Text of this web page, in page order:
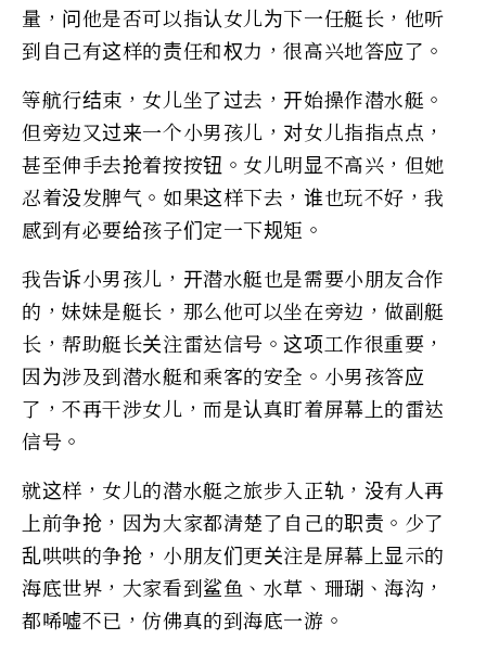
量，问他是否可以指认女儿为下一任艇长，他听
到自己有这样的责任和权力，很高兴地答应了。
等航行结束，女儿坐了过去，开始操作潜水艇。
但旁边又过来一个小男孩儿，对女儿指指点点，
甚至伸手去抢着按按钮。女儿明显不高兴，但她
忍着没发脾气。如果这样下去，谁也玩不好，我
感到有必要给孩子们定一下规矩。
我告诉小男孩儿，开潜水艇也是需要小朋友合作
的，妹妹是艇长，那么他可以坐在旁边，做副艇
长，帮助艇长关注雷达信号。这项工作很重要，
因为涉及到潜水艇和乘客的安全。小男孩答应
了，不再干涉女儿，而是认真盯着屏幕上的雷达
信号。
就这样，女儿的潜水艇之旅步入正轨，没有人再
上前争抢，因为大家都清楚了自己的职责。少了
乱哄哄的争抢，小朋友们更关注是屏幕上显示的
海底世界，大家看到鲨鱼、水草、珊瑚、海沟，
都唏嘘不已，仿佛真的到海底一游。